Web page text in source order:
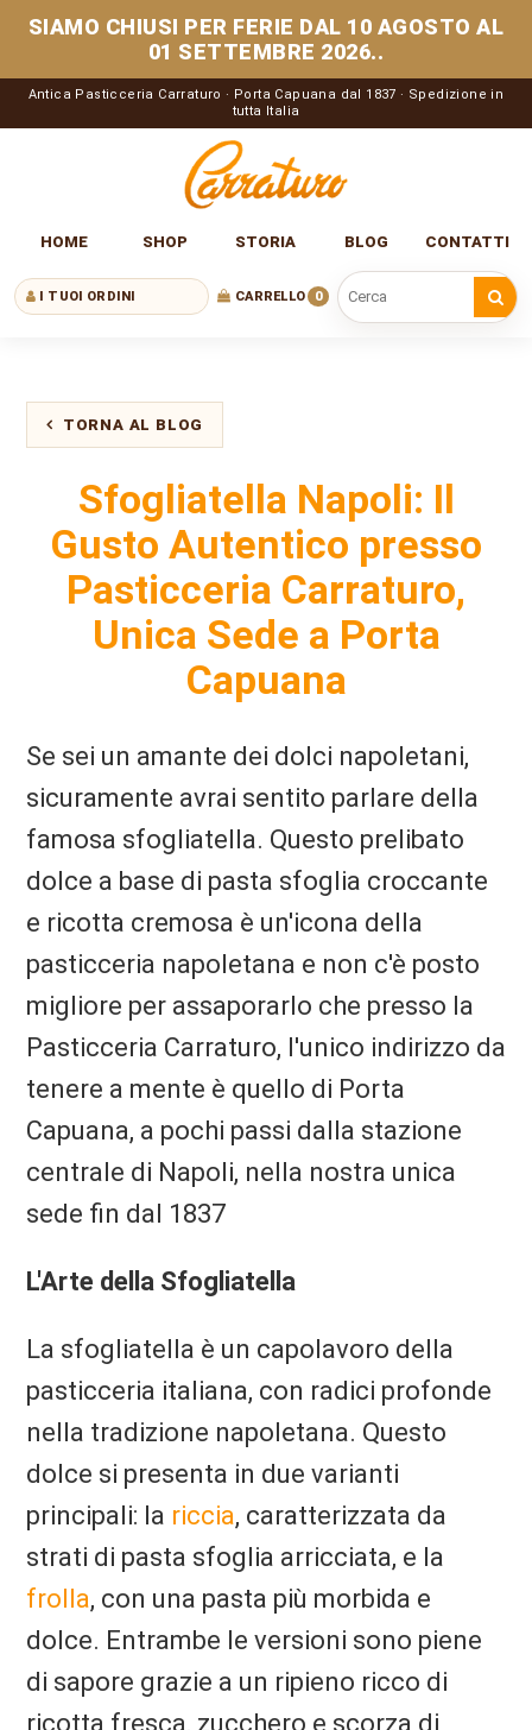
SIAMO CHIUSI PER FERIE DAL 10 AGOSTO AL
01 SETTEMBRE 2026..
Antica Pasticceria Carraturo · Porta Capuana dal 1837 · Spedizione in
tutta Italia
HOME SHOP STORIA BLOG CONTATTI
Cerca nel sito
I TUOI ORDINI CARRELLO 0
TORNA AL BLOG
Sfogliatella Napoli: Il
Gusto Autentico presso
Pasticceria Carraturo,
Unica Sede a Porta
Capuana
Se sei un amante dei dolci napoletani,
sicuramente avrai sentito parlare della
famosa sfogliatella. Questo prelibato
dolce a base di pasta sfoglia croccante
e ricotta cremosa è un'icona della
pasticceria napoletana e non c'è posto
migliore per assaporarlo che presso la
Pasticceria Carraturo, l'unico indirizzo da
tenere a mente è quello di Porta
Capuana, a pochi passi dalla stazione
centrale di Napoli, nella nostra unica
sede fin dal 1837
L'Arte della Sfogliatella
La sfogliatella è un capolavoro della
pasticceria italiana, con radici profonde
nella tradizione napoletana. Questo
dolce si presenta in due varianti
principali: la riccia, caratterizzata da
strati di pasta sfoglia arricciata, e la
frolla, con una pasta più morbida e
dolce. Entrambe le versioni sono piene
di sapore grazie a un ripieno ricco di
ricotta fresca, zucchero e scorza di